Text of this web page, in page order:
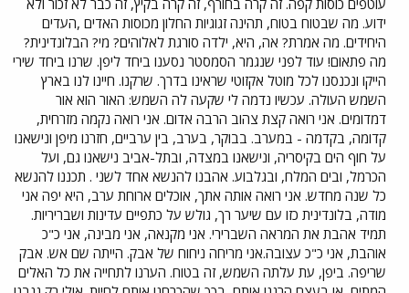
ידוע. מה שבטוח בטוח, תהינה זגוגיות החלון מכוסות האדים ,העדים
היחידים. מה אמרת? אה, היא, ילדה סורגת לאלוהים? מי? הבלונדינית?
מה פתאום! עוד לפני שנגמר הסמסטר נסענו ביחד ליפן. שרנו ביחד שירי
הייקו ונכנסנו לכל מוטל אקזוטי שראינו בדרך. שרקנו. חיינו לנו בארץ
השמש העולה. עכשיו נדמה לי שקעה לה השמש: האור הוא אור
דמדומים. אני רואה קצת צהוב הרבה אדום. אני רואה נקמה מזרחית,
קדומה, בקדמה - במערב. בבוקר, בערב, בין ערביים, חזרנו מיפן ונישאנו
על חוף הים בקיסריה, ונישאנו במצדה, ובתל-אביב נישאנו גם, ועל
הכרמל, ובים המלח, ובגלבוע. אהבנו להנשא אחד לשני . תכננו להנשא
כל שנה מחדש. אני רואה אותה אתך, אוכלים ארוחת ערב, היא יפה אני
מודה, בלונדינית כזו עם שיער רך, גולש על כתפיים עדינות ושבריריות.
תמיד אהבת את המראה השברירי. אני מקנאה, אני מבינה, אני כ"כ
אוהבת, אני כ"כ עצובה.אני מריחה ניחוח של אבק. הייתה שם אש. אבק
שריפה. ביפן, עת עלתה השמש, זה בטוח. הערנו לתחייה את כל האלים